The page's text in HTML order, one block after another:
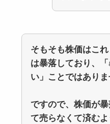
そもそも株価はこ
は暴落しており、
い」ことではありま
ですので、株価が
て売らなくて済むよ